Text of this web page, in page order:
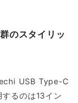
のスタイリッ
USB Type-C
るのは13イン